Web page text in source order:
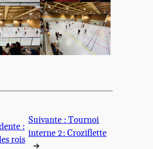
:
rois
Suivante :Tournoi
interne 2: Croziflette
→